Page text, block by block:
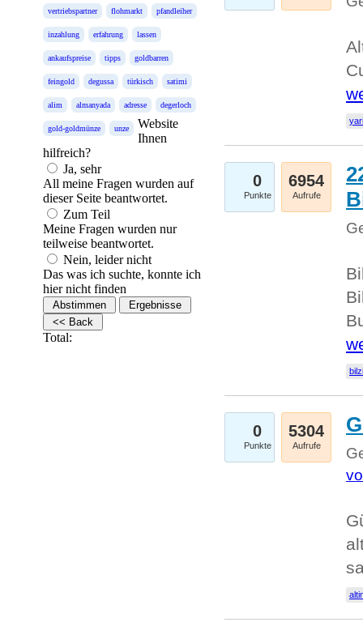
vertriebspartner flohmarkt pfandleiher
inzahlung erfahrung lassen
ankaufspreise tipps goldbarren
feingold degussa türkisch satimi
alim almanyada adresse degerloch
gold-goldmünze unze
Website
Ihnen
hilfreich?
Ja, sehr
All meine Fragen wurden auf
dieser Seite beantwortet.
Zum Teil
Meine Fragen wurden nur
teilweise beantwortet.
Nein, leider nicht
Das was ich suchte, konnte ich
hier nicht finden
Total:
0
Punkte
6954
Aufrufe
0
Punkte
5304
Aufrufe